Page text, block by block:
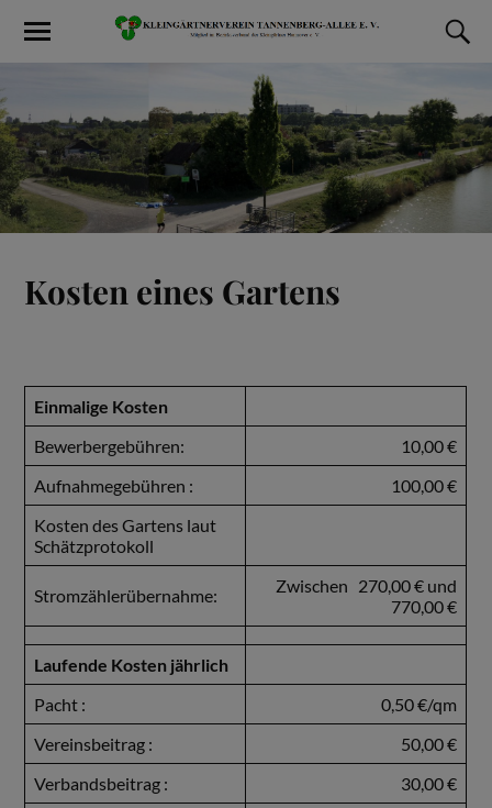
Kosten eines Gartens
Einmalige Kosten
Bewerbergebühren:
10,00 €
Aufnahmegebühren :
100,00 €
Kosten des Gartens laut
Schätzprotokoll
Stromzählerübernahme:
Zwischen 270,00 € und
770,00 €
Laufende Kosten jährlich
Pacht :
0,50 €/qm
Vereinsbeitrag :
50,00 €
Verbandsbeitrag :
30,00 €